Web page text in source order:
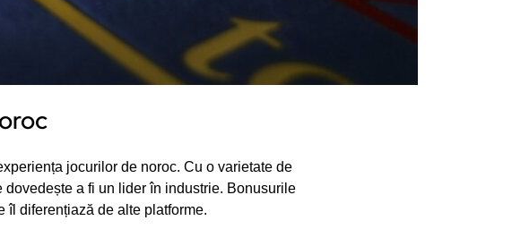
jocurilor de noroc. Cu o varietate de
a fi un lider în industrie. Bonusurile
îl diferențiază de alte platforme.